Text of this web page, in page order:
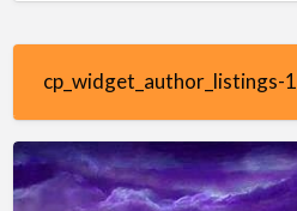
cp_widget_author_listings-1
Brakjaiti